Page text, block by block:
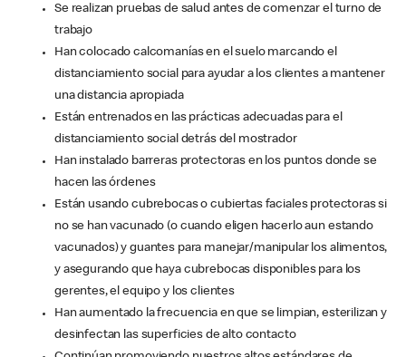
Se realizan pruebas de salud antes de comenzar el turno de
trabajo
Han colocado calcomanías en el suelo marcando el
distanciamiento social para ayudar a los clientes a mantener
una distancia apropiada
Están entrenados en las prácticas adecuadas para el
distanciamiento social detrás del mostrador
Han instalado barreras protectoras en los puntos donde se
hacen las órdenes
Están usando cubrebocas o cubiertas faciales protectoras si
no se han vacunado (o cuando eligen hacerlo aun estando
vacunados) y guantes para manejar/manipular los alimentos,
y asegurando que haya cubrebocas disponibles para los
gerentes, el equipo y los clientes
Han aumentado la frecuencia en que se limpian, esterilizan y
desinfectan las superficies de alto contacto